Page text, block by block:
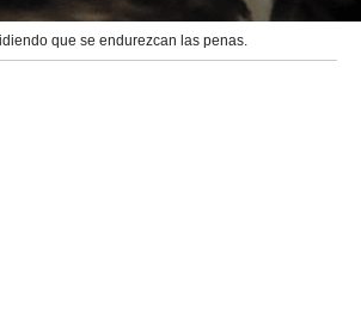
que se endurezcan las penas.